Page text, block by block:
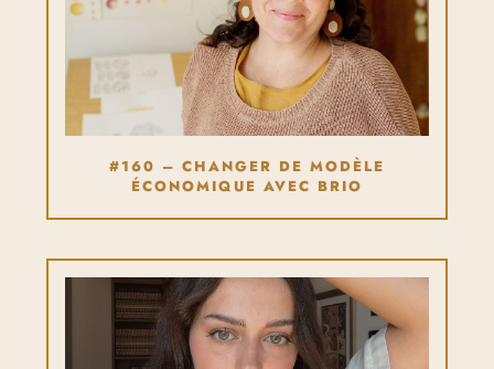
#160 – CHANGER DE MODÈLE
ÉCONOMIQUE AVEC BRIO